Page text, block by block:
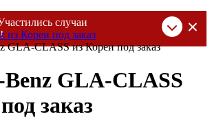
случаи
принимает оплату за свои услуги только
свяжитесь с нами по официальным
в соц сетях и на сайте
из Кореи под заказ
GLA-CLASS из Кореи под заказ
Benz GLA-CLASS
заказ